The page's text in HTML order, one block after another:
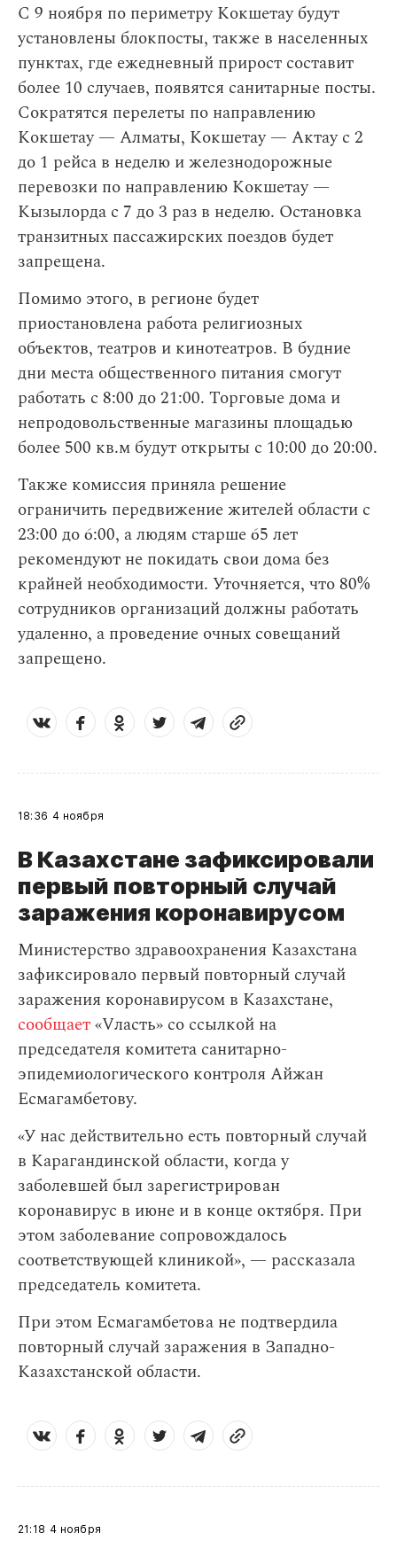
С 9 ноября по периметру Кокшетау будут
установлены блокпосты, также в населенных
пунктах, где ежедневный прирост составит
более 10 случаев, появятся санитарные посты.
Сократятся перелеты по направлению
Кокшетау — Алматы, Кокшетау — Актау с 2
до 1 рейса в неделю и железнодорожные
перевозки по направлению Кокшетау —
Кызылорда с 7 до 3 раз в неделю. Остановка
транзитных пассажирских поездов будет
запрещена.
Помимо этого, в регионе будет
приостановлена работа религиозных
объектов, театров и кинотеатров. В будние
дни места общественного питания смогут
работать с 8:00 до 21:00. Торговые дома и
непродовольственные магазины площадью
более 500 кв.м будут открыты с 10:00 до 20:00.
Также комиссия приняла решение
ограничить передвижение жителей области с
23:00 до 6:00, а людям старше 65 лет
рекомендуют не покидать свои дома без
крайней необходимости. Уточняется, что 80%
сотрудников организаций должны работать
удаленно, а проведение очных совещаний
запрещено.
18:36 4 ноября
В Казахстане зафиксировали
первый повторный случай
заражения коронавирусом
Министерство здравоохранения Казахстана
зафиксировало первый повторный случай
заражения коронавирусом в Казахстане,
сообщает«Vласть» со ссылкой на
председателя комитета санитарно-
эпидемиологического контроля Айжан
Есмагамбетову.
«У нас действительно есть повторный случай
в Карагандинской области, когда у
заболевшей был зарегистрирован
коронавирус в июне и в конце октября. При
этом заболевание сопровождалось
соответствующей клиникой», — рассказала
председатель комитета.
При этом Есмагамбетова не подтвердила
повторный случай заражения в Западно-
Казахстанской области.
21:18 4 ноября